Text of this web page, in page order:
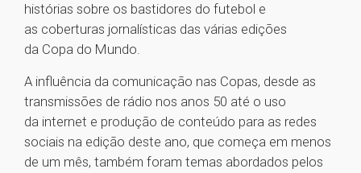
histórias sobre os bastidores do futebol e
as coberturas jornalísticas das várias edições
da Copa do Mundo.
A influência da comunicação nas Copas, desde as
transmissões de rádio nos anos 50 até o uso
da internet e produção de conteúdo para as redes
sociais na edição deste ano, que começa em menos
de um mês, também foram temas abordados pelos